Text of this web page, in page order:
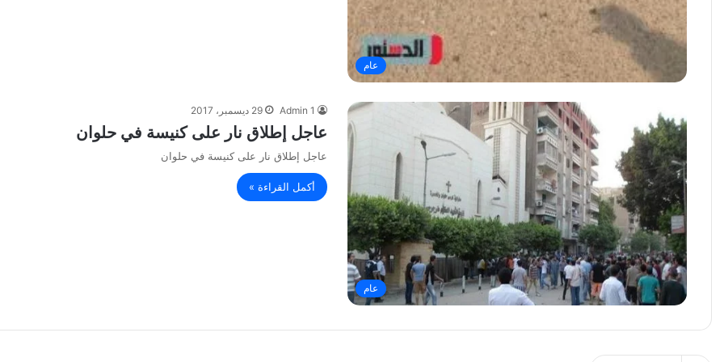
عام
عام
Admin 1 29 ديسمبر، 2017
عاجل إطلاق نار على كنيسة في حلوان
عاجل إطلاق نار على كنيسة في حلوان
أكمل القراءة »